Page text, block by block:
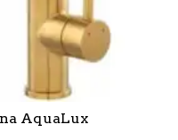
AquaLux